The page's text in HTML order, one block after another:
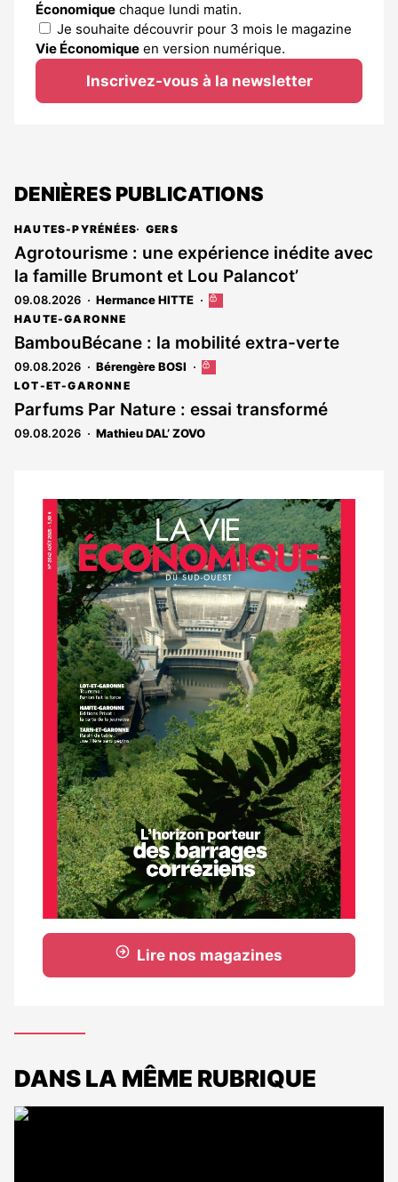
Économique chaque lundi matin.
Je souhaite découvrir pour 3 mois le magazine
Vie Économique en version numérique.
Inscrivez-vous à la newsletter
DENIÈRES PUBLICATIONS
HAUTES-PYRÉNÉES GERS
Agrotourisme : une expérience inédite avec
la famille Brumont et Lou Palancot’
09.08.2026 Hermance HITTE
Cet
est
réservé
aux
HAUTE-GARONNE
BambouBécane : la mobilité extra-verte
09.08.2026 Bérengère BOSI
Cet
réservé
aux
LOT-ET-GARONNE
Parfums Par Nature : essai transformé
09.08.2026 Mathieu DAL’ ZOVO
Notre
dernier
magazine
Lire nos magazines
DANS LA MÊME RUBRIQUE